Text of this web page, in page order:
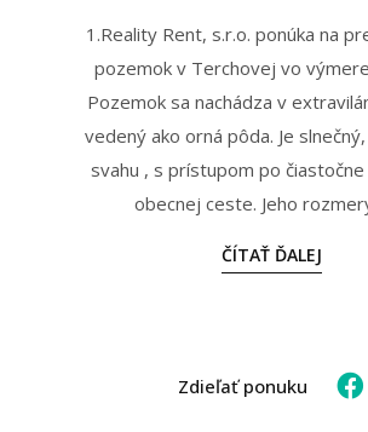
1.Reality Rent, s.r.o. ponúka na
pozemok v Terchovej vo
Pozemok sa nachádza v
vedený ako orná pôda. Je
svahu , s prístupom po
obecnej ceste. Jeho
ČÍTAŤ ĎALEJ
Zdieľať ponuku